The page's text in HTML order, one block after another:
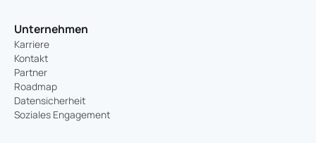
Unternehmen
Karriere
Kontakt
Partner
Roadmap
Datensicherheit
Soziales Engagement